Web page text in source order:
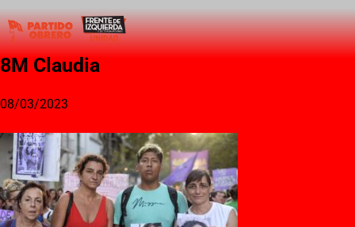
8M Claudia
08/03/2023